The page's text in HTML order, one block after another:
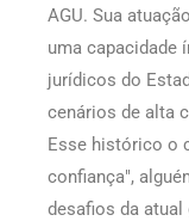
AGU. Sua
uma capacidade
jurídicos do
cenários de alta
Esse histórico o
confiança",
desafios da